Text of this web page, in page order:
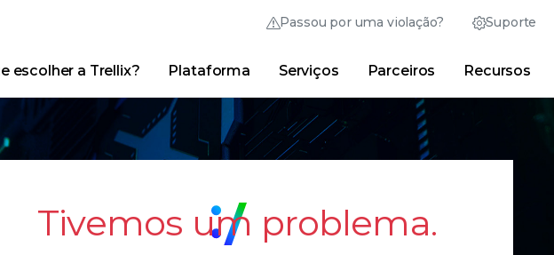
Passou por uma violação? Suporte
Trellix Login
Thrive Community Partner Portal
Links rápidos
Por que escolher a Trellix?|Produtos Advanced Research Center
escolher a Trellix? Plataforma Serviços Parceiros Recursos
Tivemos um problema.